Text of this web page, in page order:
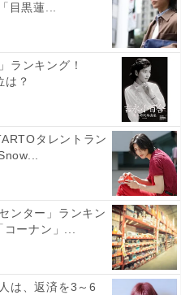
| 大谷翔平 (@shoheiohtani)
ャーリーグベースボー
スで活躍する大谷翔平選
ンクインを果たしまし
活躍する「二刀流」で、
ースボール・クラシッ
目黒蓮...
ランキング！
は？
タレントラン
ンター」ランキン
コーナン」...
は、返済を3～6